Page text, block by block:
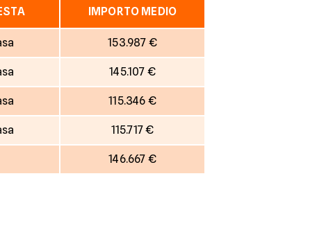
IMPORTO MEDIO
153.987 €
145.107 €
115.346 €
115.717 €
146.667 €